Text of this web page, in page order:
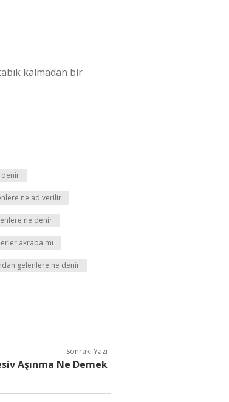
kalmadan bir
denir
ne ad verilir
ne denir
akraba mı
gelenlere ne denir
Sonraki Yazı
Aşınma Ne Demek